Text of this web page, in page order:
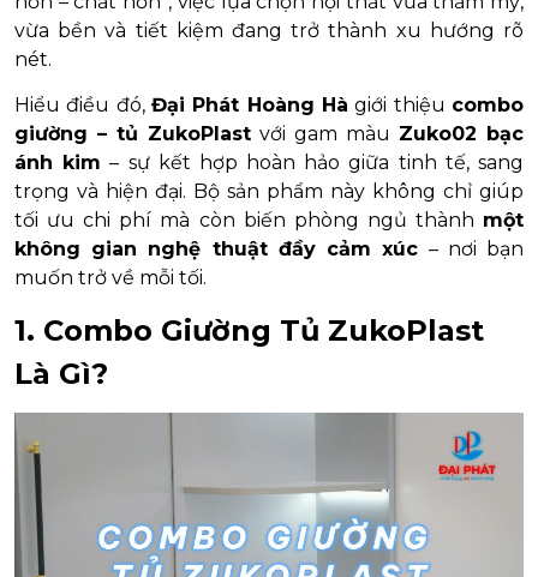
vừa bền và tiết kiệm đang trở thành xu hướng rõ
nét.
Hiểu điều đó, Đại Phát Hoàng Hà giới thiệu combo
giường – tủ ZukoPlast với gam màu Zuko02 bạc
ánh kim – sự kết hợp hoàn hảo giữa tinh tế, sang
trọng và hiện đại. Bộ sản phẩm này không chỉ giúp
tối ưu chi phí mà còn biến phòng ngủ thành một
không gian nghệ thuật đầy cảm xúc – nơi bạn
muốn trở về mỗi tối.
1. Combo Giường Tủ ZukoPlast
Là Gì?